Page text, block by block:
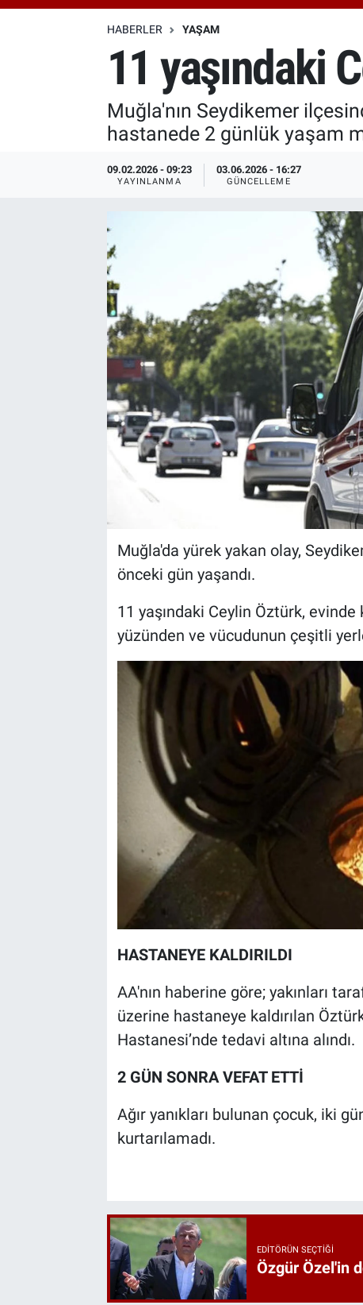
HABERLER YAŞAM
11 yaşındaki
Muğla'nın Seydikemer
hastanede 2 günlük yaşam
09.02.2026 - 09:23
YAYINLANMA
03.06.2026 - 16:27
GÜNCELLEME
Muğla'da yürek yakan olay,
önceki gün yaşandı.
11 yaşındaki Ceylin Öztürk, evinde
yüzünden ve vücudunun çeşitli
HASTANEYE KALDIRILDI
AA'nın haberine göre; yakınları
üzerine hastaneye kaldırılan
Hastanesi’nde tedavi altına alındı.
2 GÜN SONRA VEFAT ETTİ
Ağır yanıkları bulunan çocuk, iki
kurtarılamadı.
EDITÖRÜN SEÇTIĞI
Özgür Özel'in
Özel Haberler
Özel Haberler
Haber Arşivi